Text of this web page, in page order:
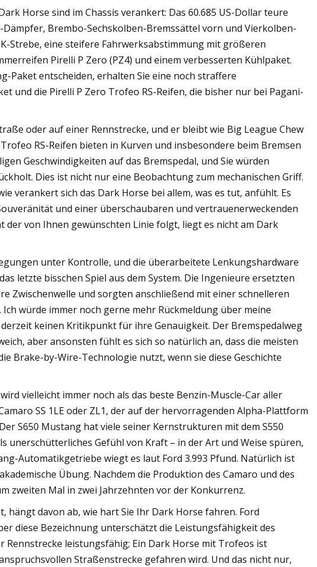
Horse sind im Chassis verankert: Das 60.685 US-Dollar teure
Brembo-Sechskolben-Bremssättel vorn und Vierkolben-
Strebe, eine steifere Fahrwerksabstimmung mit größeren
Pirelli P Zero (PZ4) und einem verbesserten Kühlpaket.
Paket entscheiden, erhalten Sie eine noch straffere
und die Pirelli P Zero Trofeo RS-Reifen, die bisher nur bei Pagani-
oder auf einer Rennstrecke, und er bleibt wie Big League Chew
RS-Reifen bieten in Kurven und insbesondere beim Bremsen
Geschwindigkeiten auf das Bremspedal, und Sie würden
Dies ist nicht nur eine Beobachtung zum mechanischen Griff.
verankert sich das Dark Horse bei allem, was es tut, anfühlt. Es
und einer überschaubaren und vertrauenerweckenden
von Ihnen gewünschten Linie folgt, liegt es nicht am Dark
unter Kontrolle, und die überarbeitete Lenkungshardware
letzte bisschen Spiel aus dem System. Die Ingenieure ersetzten
Zwischenwelle und sorgten anschließend mit einer schnelleren
würde immer noch gerne mehr Rückmeldung über meine
keinen Kritikpunkt für ihre Genauigkeit. Der Bremspedalweg
aber ansonsten fühlt es sich so natürlich an, dass die meisten
Brake-by-Wire-Technologie nutzt, wenn sie diese Geschichte
vielleicht immer noch als das beste Benzin-Muscle-Car aller
SS 1LE oder ZL1, der auf der hervorragenden Alpha-Plattform
S650 Mustang hat viele seiner Kernstrukturen mit dem S550
unerschütterliches Gefühl von Kraft – in der Art und Weise spüren,
Automatikgetriebe wiegt es laut Ford 3.993 Pfund. Natürlich ist
Übung. Nachdem die Produktion des Camaro und des
zweiten Mal in zwei Jahrzehnten vor der Konkurrenz.
hängt davon ab, wie hart Sie Ihr Dark Horse fahren. Ford
diese Bezeichnung unterschätzt die Leistungsfähigkeit des
leistungsfähig; Ein Dark Horse mit Trofeos ist
Straßenstrecke gefahren wird. Und das nicht nur,